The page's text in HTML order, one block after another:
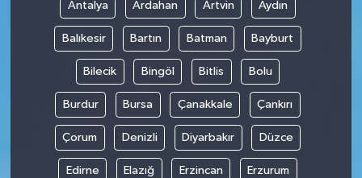
Antalya Ardahan Artvin Aydın
Balıkesir Bartın Batman Bayburt
Bilecik Bingöl Bitlis Bolu
Burdur Bursa Çanakkale Çankırı
Çorum Denizli Diyarbakır Düzce
Edirne Elazığ Erzincan Erzurum